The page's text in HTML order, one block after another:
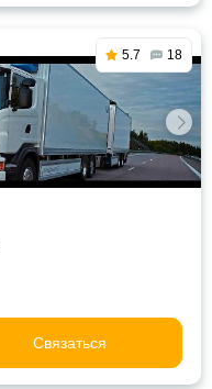
5.7 18
Связаться